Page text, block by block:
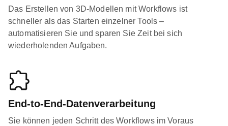
Das Erstellen von 3D-Modellen mit Workflows ist
schneller als das Starten einzelner Tools –
automatisieren Sie und sparen Sie Zeit bei sich
wiederholenden Aufgaben.
End-to-End-Datenverarbeitung
Sie können jeden Schritt des Workflows im Voraus